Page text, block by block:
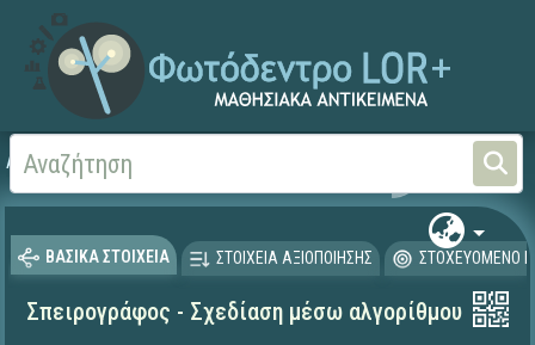
Αρχική
ΒΑΣΙΚΑ ΣΤΟΙΧΕΙΑ ΣΤΟΙΧΕΙΑ ΑΞΙΟΠΟΙΗΣΗΣ ΣΤΟΧΕΥΟΜΕΝΟ
Σπειρογράφος - Σχεδίαση μέσω αλγορίθμου